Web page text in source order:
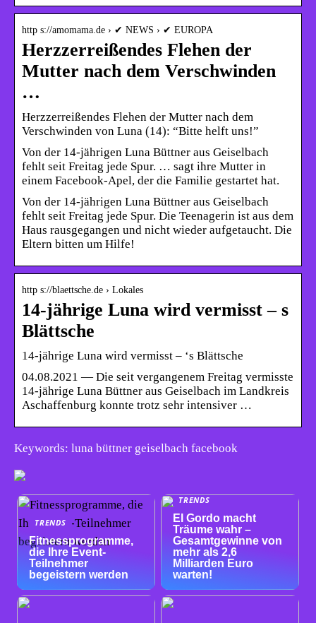
http s://amomama.de › ✔ NEWS › ✔ EUROPA
Herzzerreißendes Flehen der
Mutter nach dem Verschwinden
…
Herzzerreißendes Flehen der Mutter nach dem
Verschwinden von Luna (14): “Bitte helft uns!”
Von der 14-jährigen Luna Büttner aus Geiselbach
fehlt seit Freitag jede Spur. … sagt ihre Mutter in
einem Facebook-Apel, der die Familie gestartet hat.
Von der 14-jährigen Luna Büttner aus Geiselbach
fehlt seit Freitag jede Spur. Die Teenagerin ist aus dem
Haus rausgegangen und nicht wieder aufgetaucht. Die
Eltern bitten um Hilfe!
http s://blaettsche.de › Lokales
14-jährige Luna wird vermisst – s
Blättsche
14-jährige Luna wird vermisst – ‘s Blättsche
04.08.2021 — Die seit vergangenem Freitag vermisste
14-jährige Luna Büttner aus Geiselbach im Landkreis
Aschaffenburg konnte trotz sehr intensiver …
Keywords: luna büttner geiselbach facebook
TRENDS
Fitnessprogramme,
die Ihre Event-
Teilnehmer
begeistern werden
TRENDS
El Gordo macht
Träume wahr –
Gesamtgewinne von
mehr als 2,6
Milliarden Euro
warten!